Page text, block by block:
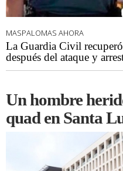
MASPALOMAS AHORA
La Guardia Civil
después del ataque y
Un hombre
quad en Santa